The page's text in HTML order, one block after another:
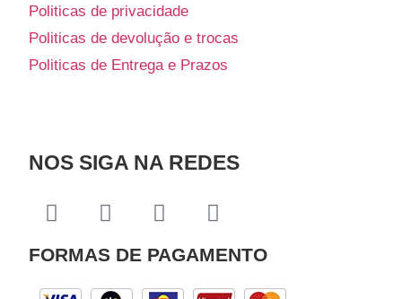
Politicas de privacidade
Politicas de devolução e trocas
Politicas de Entrega e Prazos
NOS SIGA NA REDES
FORMAS DE PAGAMENTO